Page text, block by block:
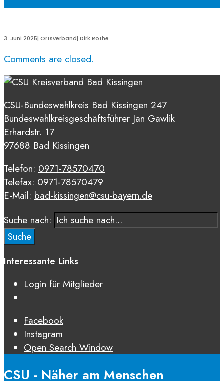
3. Juni 2025| Ortsverband| Dirk Rothe
Comments are closed.
CSU-Bundeswahlkreis Bad Kissingen 247
Bundeswahlkreisgeschäftsführer Jan Gawlik
Erhardstr. 17
97688 Bad Kissingen
Telefon: 0971-78570470
Telefax: 0971-78570479
E-Mail: bad-kissingen@csu-bayern.de
Suche nach:
Suche
Interessante Links
Login für Mitglieder
Facebook
Instagram
Open Search Window
CSU - Näher am Menschen